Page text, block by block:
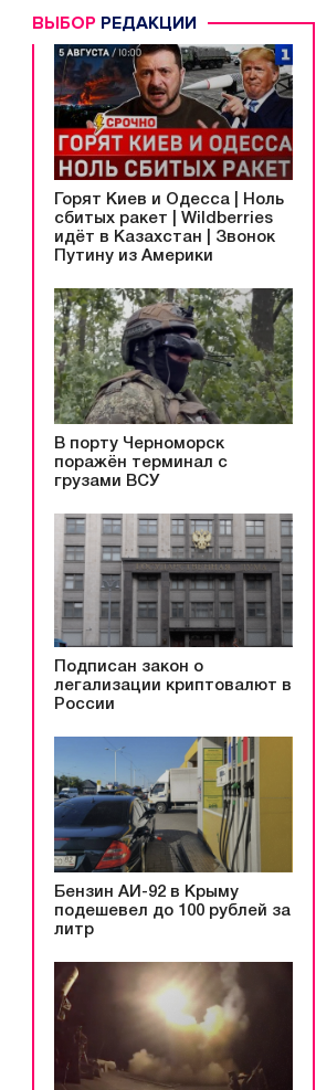
ВЫБОР РЕДАКЦИИ
Горят Киев и Одесса | Ноль
сбитых ракет | Wildberries
идёт в Казахстан | Звонок
Путину из Америки
В порту Черноморск
поражён терминал с
грузами ВСУ
Подписан закон о
легализации криптовалют в
России
Бензин АИ-92 в Крыму
подешевел до 100 рублей за
литр